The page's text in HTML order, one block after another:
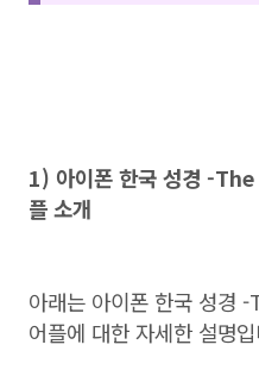
1) 아이폰 한국 성경 -
플 소개
아래는 아이폰 한국 성
어플에 대한 자세한 설명